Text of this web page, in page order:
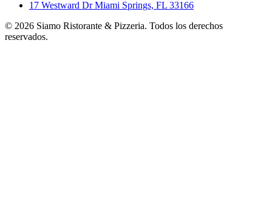
17 Westward Dr Miami Springs, FL 33166
© 2026 Siamo Ristorante & Pizzeria. Todos los derechos
reservados.